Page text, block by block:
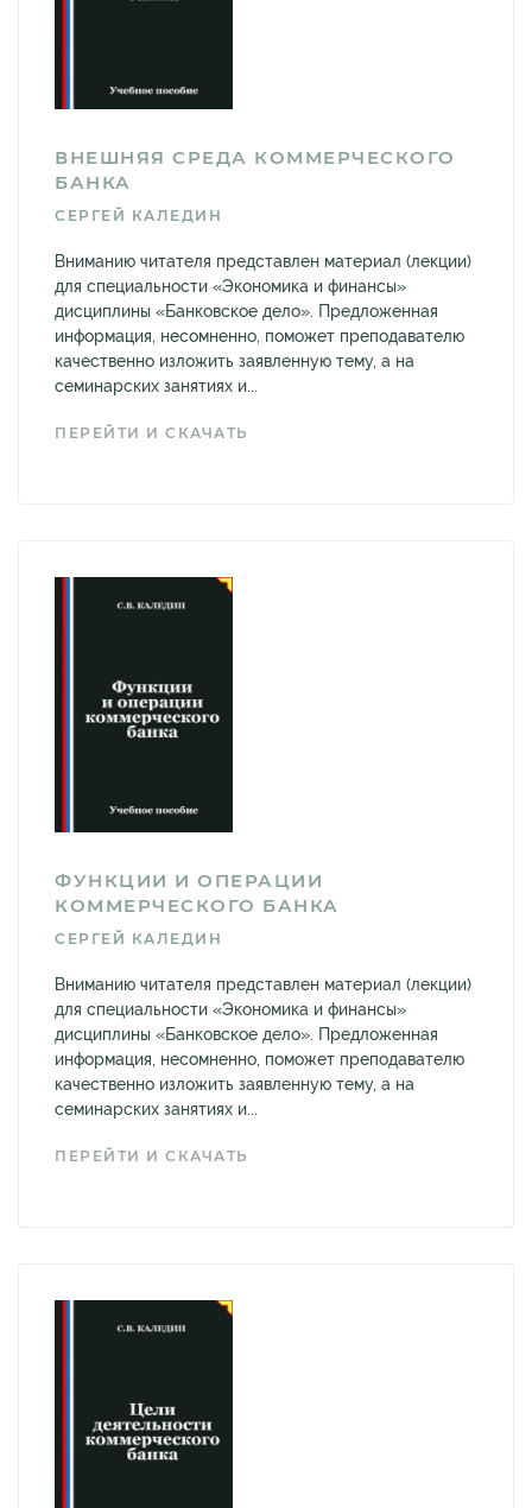
ВНЕШНЯЯ СРЕДА КОММЕРЧЕСКОГО
БАНКА
СЕРГЕЙ КАЛЕДИН
Вниманию читателя представлен материал (лекции)
для специальности «Экономика и финансы»
дисциплины «Банковское дело». Предложенная
информация, несомненно, поможет преподавателю
качественно изложить заявленную тему, а на
семинарских занятиях и...
ПЕРЕЙТИ И СКАЧАТЬ
ФУНКЦИИ И ОПЕРАЦИИ
КОММЕРЧЕСКОГО БАНКА
СЕРГЕЙ КАЛЕДИН
Вниманию читателя представлен материал (лекции)
для специальности «Экономика и финансы»
дисциплины «Банковское дело». Предложенная
информация, несомненно, поможет преподавателю
качественно изложить заявленную тему, а на
семинарских занятиях и...
ПЕРЕЙТИ И СКАЧАТЬ